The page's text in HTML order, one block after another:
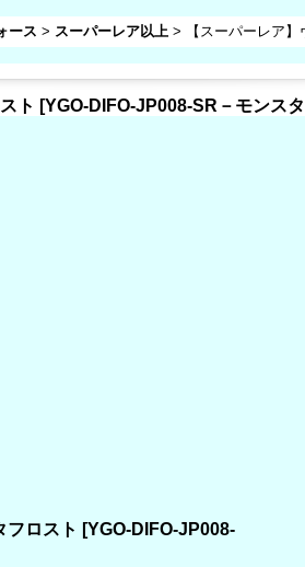
ース > スーパーレア以上 > 【スーパーレア
ト [YGO-DIFO-JP008-SR－モンス
フロスト [YGO-DIFO-JP008-